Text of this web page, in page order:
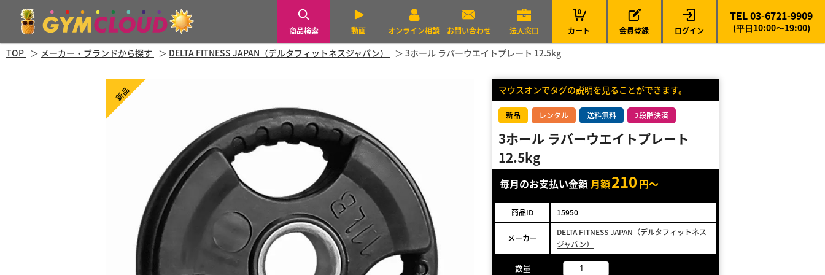
商品検索 動画 オンライン相談 お問い合わせ 法人窓口 カート
0
会員登録 ログイン
TEL 03-6721-9909
(平日10:00～19:00)
TOP メーカー・ブランドから探す DELTA FITNESS JAPAN（デルタフィットネスジャパン） 3ホール ラバーウエイトプレート 12.5kg
新品 マウスオンでタグの説明を見ることができます。
新品 レンタル 送料無料 2段階決済
3ホール ラバーウエイトプレート
12.5kg
毎月のお支払い金額 月額210 円～
商品ID 15950
メーカー
DELTA FITNESS JAPAN（デルタフィットネス
ジャパン）
数量